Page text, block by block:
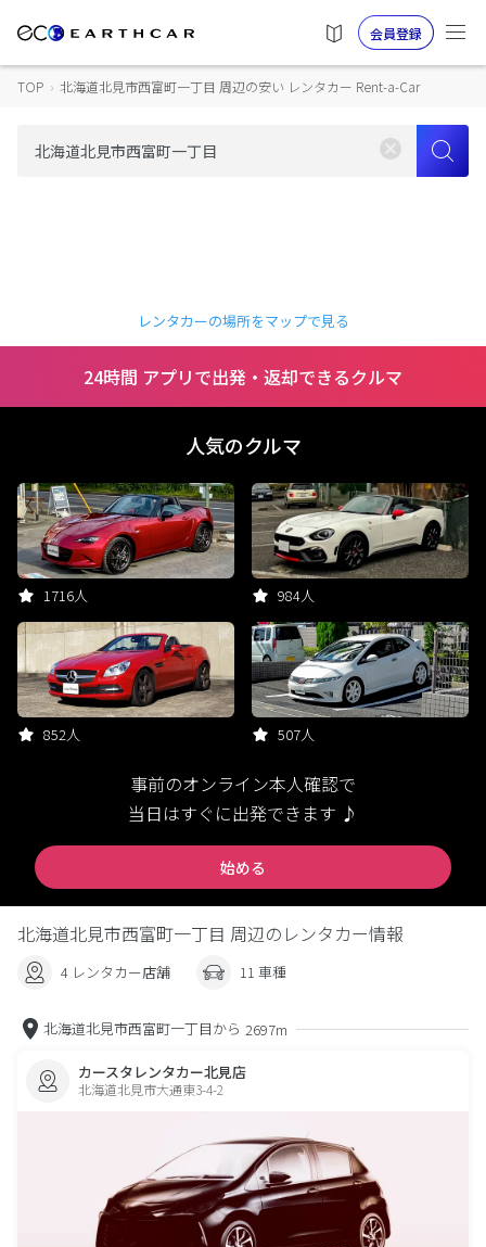
会員登録
TOP › 北海道北見市西富町一丁目 周辺の安い レンタカー Rent-a-Car
レンタカーの場所をマップで見る
24時間 アプリで出発・返却できるクルマ
人気のクルマ
1716人 984人
852人 507人
事前のオンライン本人確認で
当日はすぐに出発できます ♪
始める
北海道北見市西富町一丁目 周辺のレンタカー情報
4 レンタカー店舗 11 車種
北海道北見市西富町一丁目から 2697m
カースタレンタカー北見店
北海道北見市大通東3-4-2